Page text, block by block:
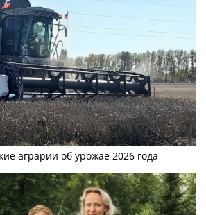
аграрии об урожае 2026 года